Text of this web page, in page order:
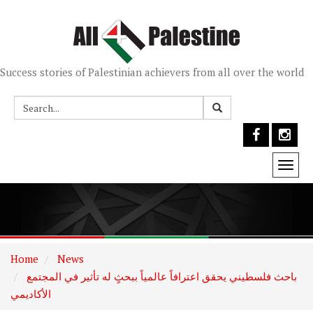
Success stories of Palestinian achievers from all over the world
Home
News
الأكاديمي